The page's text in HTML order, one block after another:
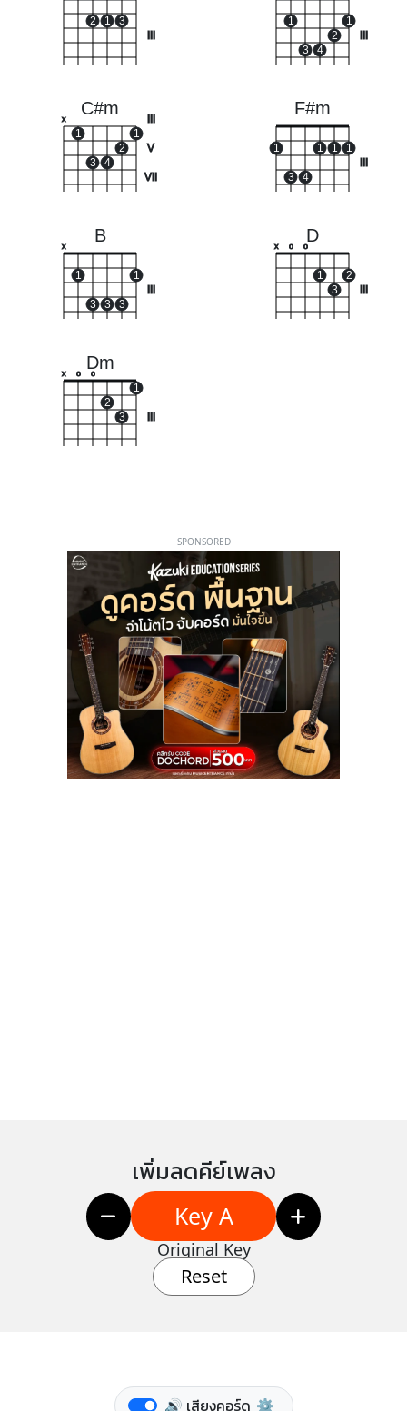
2 1 3 1
3 4
2
1
C#m
V
VII
x
1
3 4
2
1
F#m
1
3 4
1 1 1
B
x
1
3 3 3
1
D
x o o
1
3
2
Dm
x o o
2
3
1
SPONSORED
เพิ่มลดคีย์เพลง
Key A
Original Key
Reset
🔊 เสียงคอร์ด ⚙️